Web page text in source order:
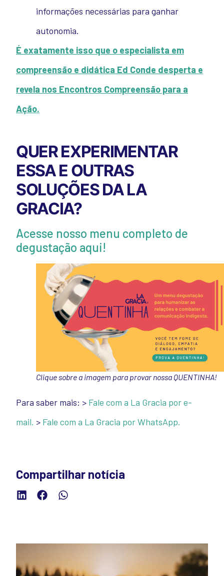
informações necessárias para ganhar
autonomia.
É exatamente isso que o especialista em
compreensão e didática Ed Conde desperta e
revela nos Encontros Compreensão para a
Ação.
QUER EXPERIMENTAR
ESSA E OUTRAS
SOLUÇÕES DA LA
GRACIA?
Acesse nosso menu completo de
degustação aqui!
Clique sobre a imagem para provar nossa QUENTINHA!
Para saber mais: > Fale com a La Gracia por e-
mail. > Fale com a La Gracia por WhatsApp.
Compartilhar notícia